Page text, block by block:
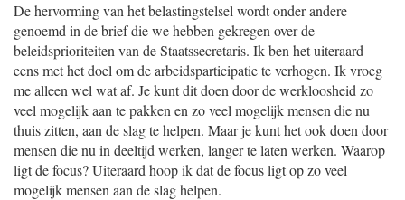
De hervorming van het belastingstelsel wordt onder andere
genoemd in de brief die we hebben gekregen over de
beleidsprioriteiten van de Staatssecretaris. Ik ben het uiteraard
eens met het doel om de arbeidsparticipatie te verhogen. Ik vroeg
me alleen wel wat af. Je kunt dit doen door de werkloosheid zo
veel mogelijk aan te pakken en zo veel mogelijk mensen die nu
thuis zitten, aan de slag te helpen. Maar je kunt het ook doen door
mensen die nu in deeltijd werken, langer te laten werken. Waarop
ligt de focus? Uiteraard hoop ik dat de focus ligt op zo veel
mogelijk mensen aan de slag helpen.